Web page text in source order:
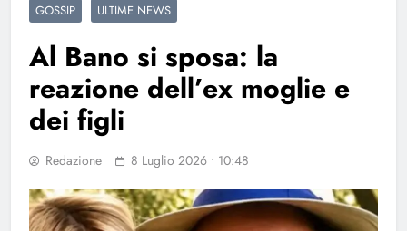
GOSSIP ULTIME NEWS
Al Bano si sposa: la
reazione dell’ex moglie e
dei figli
Redazione 8 Luglio 2026 • 10:48